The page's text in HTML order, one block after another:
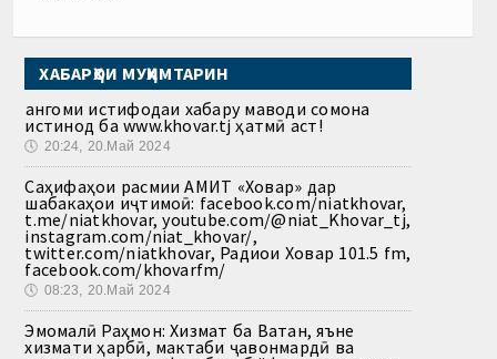
ХАБАРҲОИ МУҲИМТАРИН
Ҳангоми истифодаи хабару маводи сомона
истинод ба www.khovar.tj ҳатмӣ аст!
🕔 20:24, 20.Май 2024
Саҳифаҳои расмии АМИТ «Ховар» дар
шабакаҳои иҷтимоӣ: facebook.com/niatkhovar,
t.me/niatkhovar, youtube.com/@niat_Khovar_tj,
instagram.com/niat_khovar/,
twitter.com/niatkhovar, Радиои Ховар 101.5 fm,
facebook.com/khovarfm/
🕔 08:23, 20.Май 2024
Эмомалӣ Раҳмон: Хизмат ба Ватан, яъне
хизмати ҳарбӣ, мактаби ҷавонмардӣ ва